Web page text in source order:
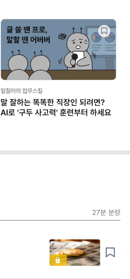
일잘러의 업무스킬
말 잘하는 똑똑한 직장인 되려면?
AI로 '구두 사고력' 훈련부터 하세요
27분 분량